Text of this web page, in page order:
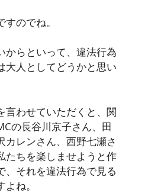
のでね。
からといって、違法行為
大人としてどうかと思い
言わせていただくと、関
の長谷川京子さん、田
カレンさん、西野七瀬さ
たちを楽しませようと作
、それを違法行為で見る
ね。